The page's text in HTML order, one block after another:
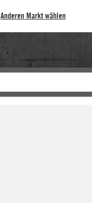
Anderen Markt wählen